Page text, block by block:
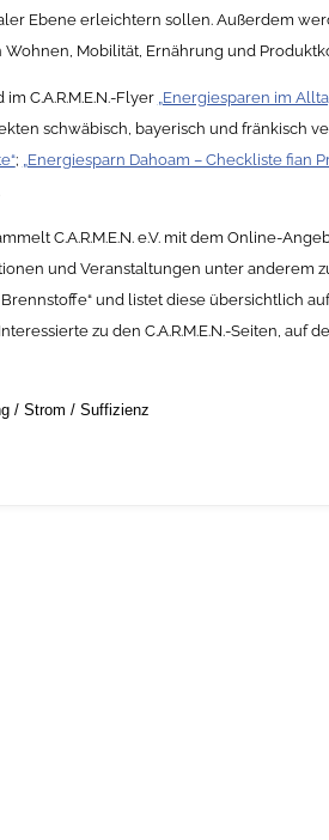
Ebene erleichtern sollen. Außerdem
Mobilität, Ernährung und
C.A.R.M.E.N.-Flyer „Energiesparen im
schwäbisch, bayerisch und fränkisch
; „Energiesparn Dahoam – Checkliste fian
C.A.R.M.E.N. e.V. mit dem Online-
und Veranstaltungen unter anderem
und listet diese übersichtlich
zu den C.A.R.M.E.N.-Seiten, auf
/ Strom / Suffizienz